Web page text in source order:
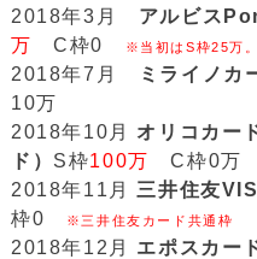
2018年3月 アルビス
万 C枠0 ※当初はS枠25万
2018年7月 ミライノカ
10万
2018年10月 オリコカー
ド） S枠100万
C枠0万
2018年11月 三井住友
枠0
※三井住友カード共通枠
2018年12月 エポスカー